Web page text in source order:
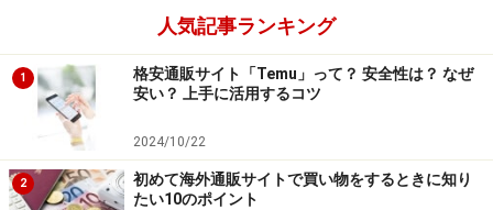
ば、間に合うよう早めに注文したり、事前にショップに
問い合わせをしておくと安心です。
人気記事ランキング
1
格安通販サイト「Temu」って？ 安全性は？ なぜ
安い？ 上手に活用するコツ
2024/10/22
2
初めて海外通販サイトで買い物をするときに知り
たい10のポイント